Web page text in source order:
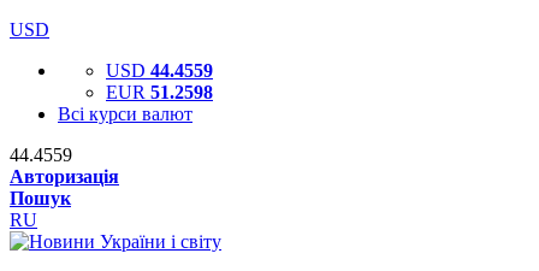
USD
USD 44.4559
EUR 51.2598
Всі курси валют
44.4559
Авторизація
Пошук
RU